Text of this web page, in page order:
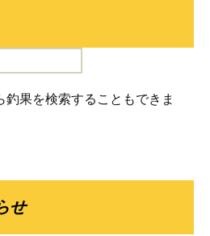
果を検索することもできま
せ